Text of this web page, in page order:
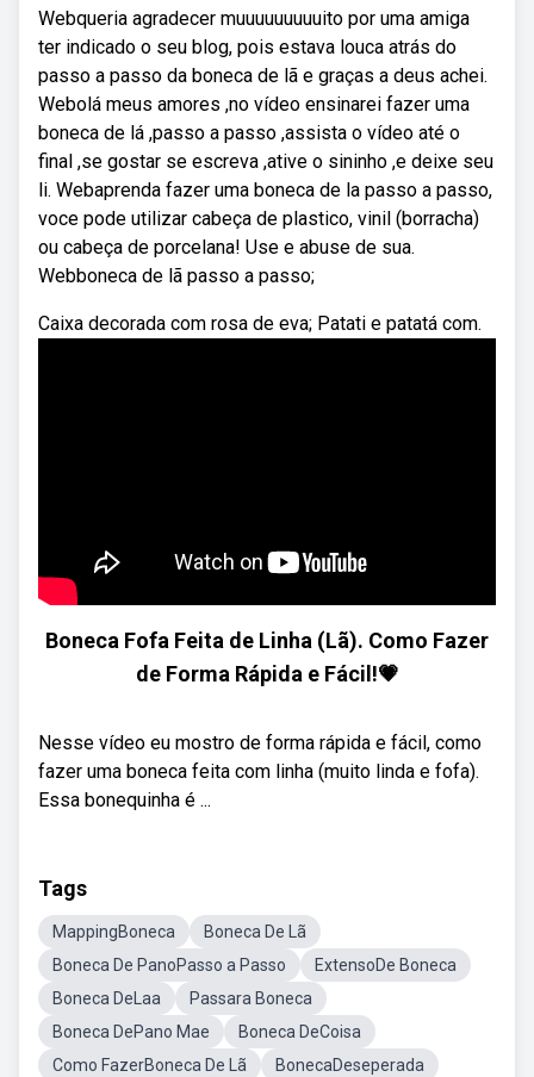
Webqueria agradecer muuuuuuuuuito por uma amiga
ter indicado o seu blog, pois estava louca atrás do
passo a passo da boneca de lã e graças a deus achei.
Webolá meus amores ,no vídeo ensinarei fazer uma
boneca de lá ,passo a passo ,assista o vídeo até o
final ,se gostar se escreva ,ative o sininho ,e deixe seu
li. Webaprenda fazer uma boneca de la passo a passo,
voce pode utilizar cabeça de plastico, vinil (borracha)
ou cabeça de porcelana! Use e abuse de sua.
Webboneca de lã passo a passo;
Caixa decorada com rosa de eva; Patati e patatá com.
Boneca Fofa Feita de Linha (Lã). Como Fazer
de Forma Rápida e Fácil!💗
Nesse vídeo eu mostro de forma rápida e fácil, como
fazer uma boneca feita com linha (muito linda e fofa).
Essa bonequinha é ...
Tags
MappingBoneca
Boneca De Lã
Boneca De PanoPasso a Passo
ExtensoDe Boneca
Boneca DeLaa
Passara Boneca
Boneca DePano Mae
Boneca DeCoisa
Como FazerBoneca De Lã
BonecaDeseperada